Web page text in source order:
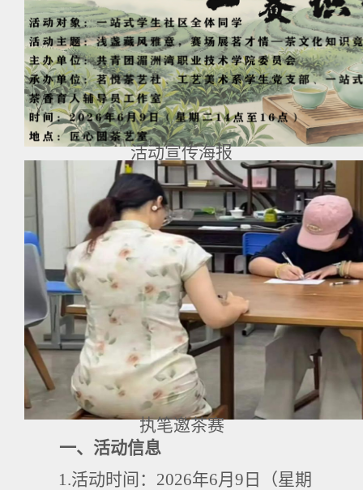
活动宣传海报
执笔邀茶赛
一、活动信息
1.活动时间： 2026年6月9 日（星期